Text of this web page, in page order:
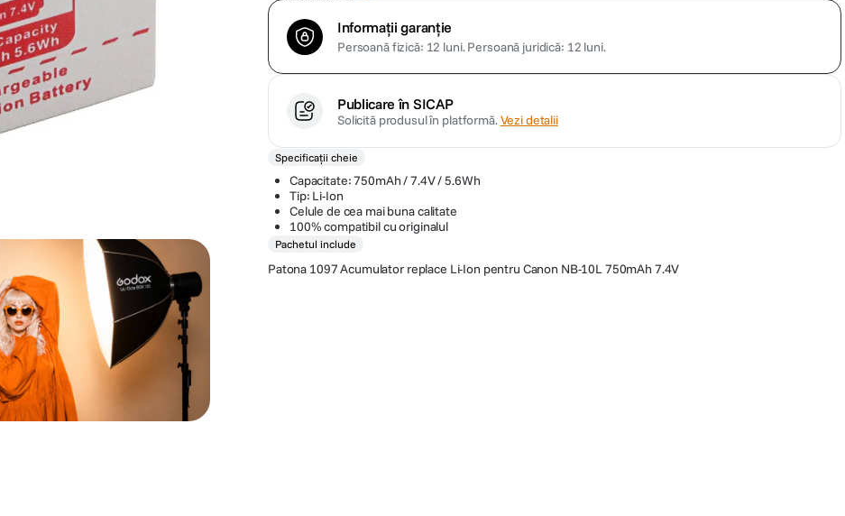
Informații garanție
Persoană fizică: 12 luni.Persoană juridică: 12 luni.
Publicare în SICAP
Solicită produsul în platformă.Vezi detalii
Specificații cheie
Capacitate: 750mAh / 7.4V / 5.6Wh
Tip: Li-Ion
Celule de cea mai buna calitate
100% compatibil cu originalul
Pachetul include
Patona 1097 Acumulator replace Li-Ion pentru Canon NB-10L 750mAh 7.4V